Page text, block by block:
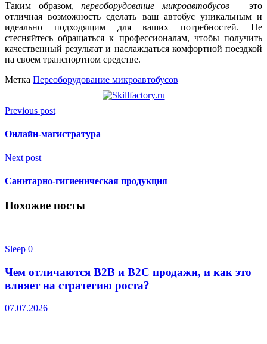
Таким образом,переоборудование микроавтобусов– это
отличная возможность сделать ваш автобус уникальным и
идеально подходящим для ваших потребностей. Не
стесняйтесь обращаться к профессионалам, чтобы получить
качественный результат и наслаждаться комфортной поездкой
на своем транспортном средстве.
Метка Переоборудование микроавтобусов
Previous post
Онлайн-магистратура
Next post
Санитарно-гигиеническая продукция
Похожие посты
Sleep 0
Чем отличаются B2B и B2C продажи, и как это
влияет на стратегию роста?
07.07.2026